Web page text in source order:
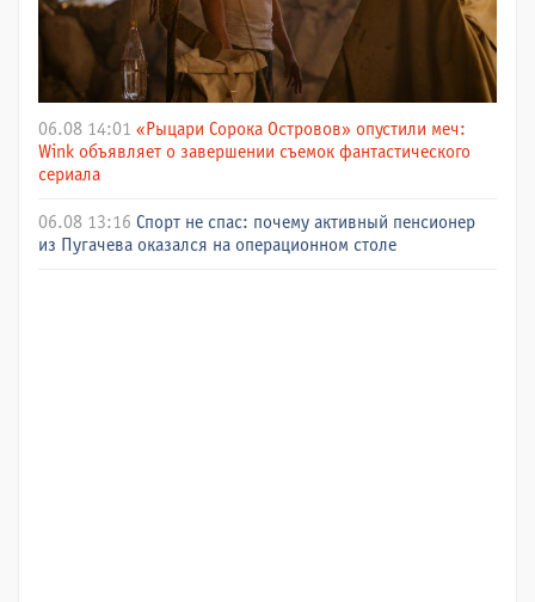
06.08 14:01 «Рыцари Сорока Островов» опустили меч:
Wink объявляет о завершении съемок фантастического
сериала
06.08 13:16 Спорт не спас: почему активный пенсионер
из Пугачева оказался на операционном столе